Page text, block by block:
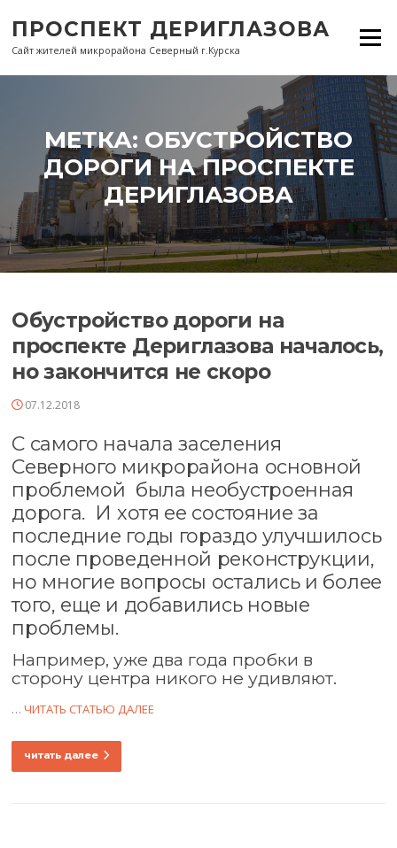
содержанию
ПРОСПЕКТ ДЕРИГЛАЗОВА
Сайт жителей микрорайона Северный г.Курска
Меню
МЕТКА: ОБУСТРОЙСТВО
ДОРОГИ НА ПРОСПЕКТЕ
ДЕРИГЛАЗОВА
Обустройство дороги на
проспекте Дериглазова началось,
но закончится не скоро
07.12.2018
С самого начала заселения
Северного микрорайона основной
проблемой была необустроенная
дорога. И хотя ее состояние за
последние годы гораздо улучшилось
после проведенной реконструкции,
но многие вопросы остались и более
того, еще и добавились новые
проблемы.
Например, уже два года пробки в
сторону центра никого не удивляют.
…ЧИТАТЬ СТАТЬЮ ДАЛЕЕ
читать далее